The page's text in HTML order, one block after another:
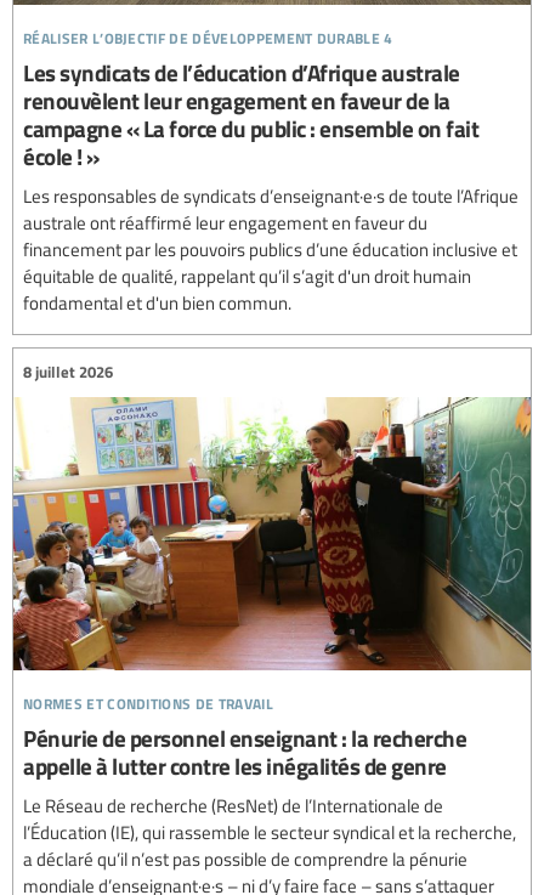
réaliser l’objectif de développement durable 4
Les syndicats de l’éducation d’Afrique australe
renouvèlent leur engagement en faveur de la
campagne « La force du public : ensemble on fait
école ! »
Les responsables de syndicats d’enseignant·e·s de toute l’Afrique
australe ont réaffirmé leur engagement en faveur du
financement par les pouvoirs publics d’une éducation inclusive et
équitable de qualité, rappelant qu’il s’agit d'un droit humain
fondamental et d'un bien commun.
normes et conditions de travail
8 juillet 2026
Pénurie de personnel enseignant : la recherche
appelle à lutter contre les inégalités de genre
Le Réseau de recherche (ResNet) de l’Internationale de
l’Éducation (IE), qui rassemble le secteur syndical et la recherche,
a déclaré qu’il n’est pas possible de comprendre la pénurie
mondiale d’enseignant·e·s – ni d’y faire face – sans s’attaquer